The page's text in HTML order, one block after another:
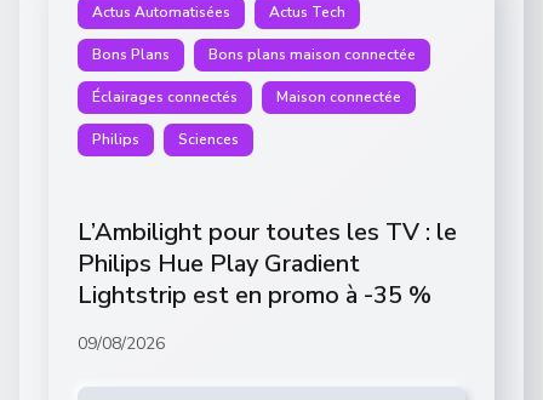
Actus Automatisées Actus Tech
Bons Plans Bons plans maison connectée
Éclairages connectés Maison connectée
Philips Sciences
L’Ambilight pour toutes les TV : le
Philips Hue Play Gradient
Lightstrip est en promo à -35 %
09/08/2026